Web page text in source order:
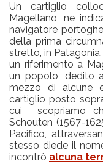
Un cartiglio
Magellano, ne
navigatore
della prima
stretto, in
un riferimento a
un popolo, dedito
mezzo di alcune
cartiglio posto
cui scopriamo
Schouten (1567-
Pacifico,
stesso diede il
incontrò alcuna